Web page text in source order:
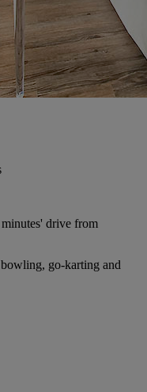
drive from
go-karting and